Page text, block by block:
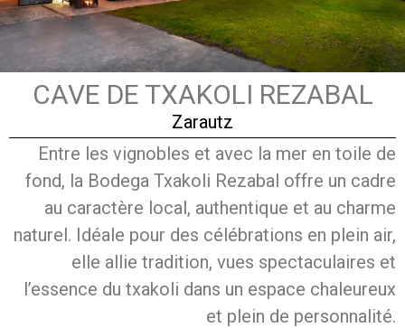
CAVE DE TXAKOLI REZABAL
Zarautz
Entre les vignobles et avec la mer en toile de
fond, la Bodega Txakoli Rezabal offre un cadre
au caractère local, authentique et au charme
naturel. Idéale pour des célébrations en plein air,
elle allie tradition, vues spectaculaires et
l’essence du txakoli dans un espace chaleureux
et plein de personnalité.